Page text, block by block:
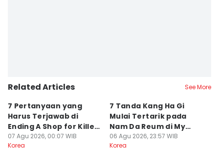
Related Articles See More
7 Pertanyaan yang
Harus Terjawab di
Ending A Shop for Killers
2
07 Agu 2026, 00:07 WIB
Korea
7 Tanda Kang Ha Gi
Mulai Tertarik pada
Nam Da Reum di My
Bias, My Boss
06 Agu 2026, 23:57 WIB
Korea